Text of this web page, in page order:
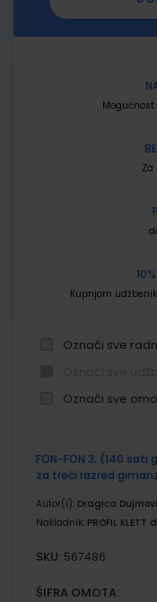
Mogućnost
Za
Kupnjom
Označi sve
Označi sve
proizvodi
FON-FON 3; (140
za treći razred
Autor(i): Dragica
Nakladnik: PROFIL KLETT
SKU: 567486
ŠIFRA OMOTA: